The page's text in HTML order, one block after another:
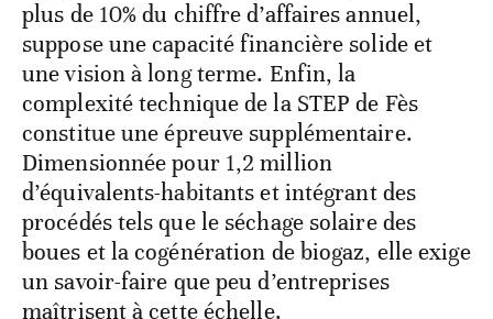
plus de 10% du chiffre d’affaires annuel,
suppose une capacité financière solide et
une vision à long terme. Enfin, la
complexité technique de la STEP de Fès
constitue une épreuve supplémentaire.
Dimensionnée pour 1,2 million
d’équivalents-habitants et intégrant des
procédés tels que le séchage solaire des
boues et la cogénération de biogaz, elle exige
un savoir-faire que peu d’entreprises
maîtrisent à cette échelle.